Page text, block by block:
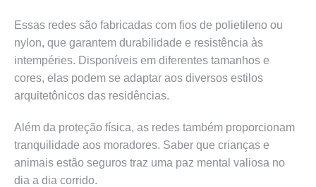
Essas redes são fabricadas com fios de polietileno ou
nylon, que garantem durabilidade e resistência às
intempéries. Disponíveis em diferentes tamanhos e
cores, elas podem se adaptar aos diversos estilos
arquitetônicos das residências.
Além da proteção física, as redes também proporcionam
tranquilidade aos moradores. Saber que crianças e
animais estão seguros traz uma paz mental valiosa no
dia a dia corrido.